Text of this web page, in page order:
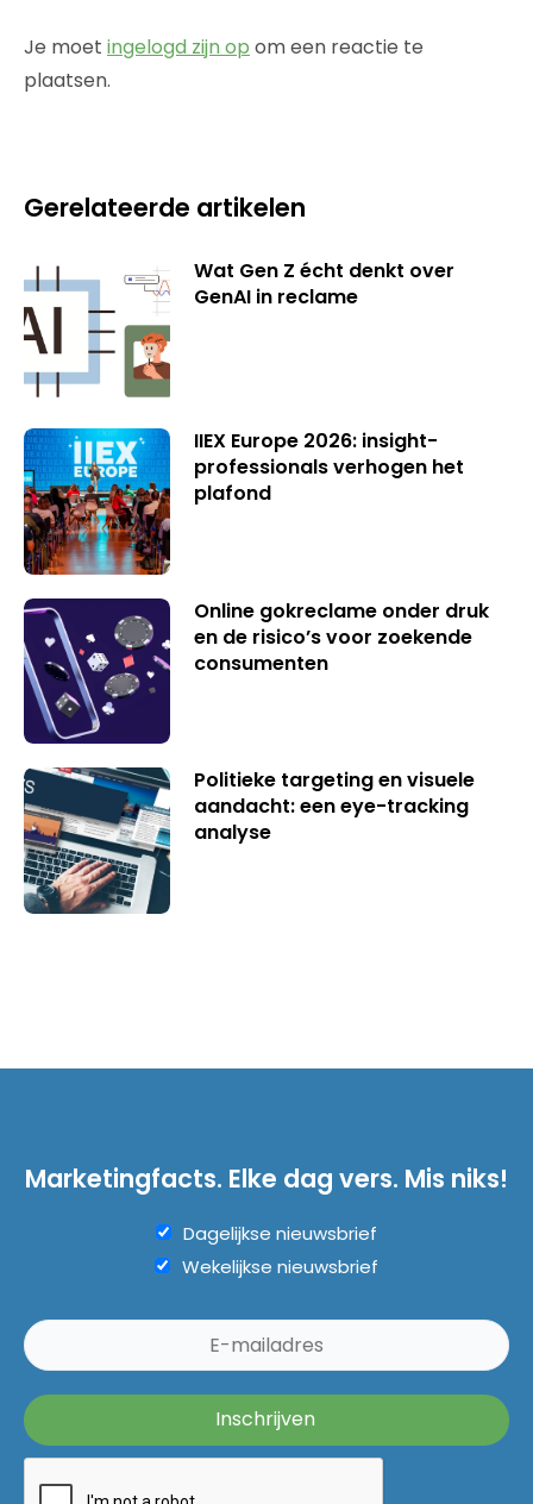
Je moet ingelogd zijn op om een reactie te
plaatsen.
Gerelateerde artikelen
Wat Gen Z écht denkt over
GenAI in reclame
IIEX Europe 2026: insight-
professionals verhogen het
plafond
Online gokreclame onder druk
en de risico’s voor zoekende
consumenten
Politieke targeting en visuele
aandacht: een eye-tracking
analyse
Marketingfacts. Elke dag vers. Mis niks!
Dagelijkse nieuwsbrief
Wekelijkse nieuwsbrief